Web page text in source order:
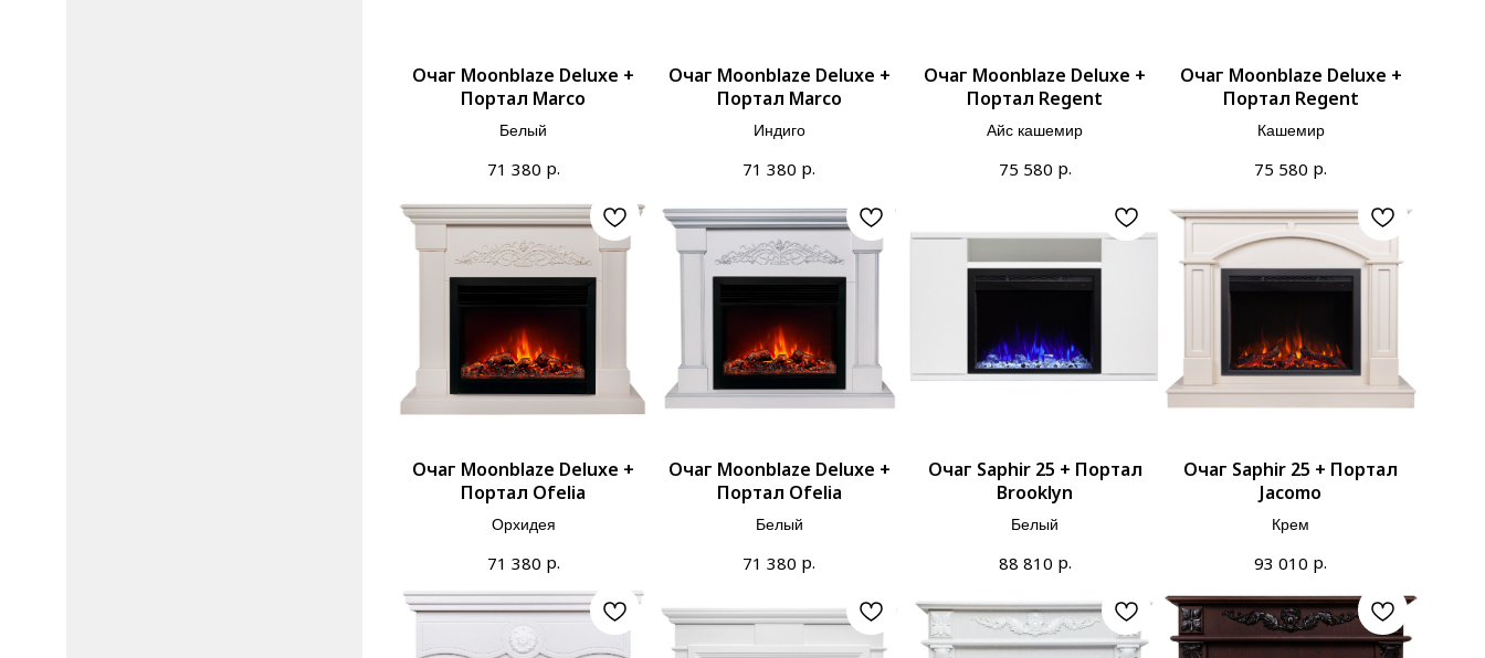
Очаг Moonblaze Deluxe +
Портал Marco
Белый
71 380 р.
Очаг Moonblaze Deluxe +
Портал Marco
Индиго
71 380 р.
Очаг Moonblaze Deluxe +
Портал Regent
Айс кашемир
75 580 р.
Очаг Moonblaze Deluxe +
Портал Regent
Кашемир
75 580 р.
Очаг Moonblaze Deluxe +
Портал Ofelia
Орхидея
71 380 р.
Очаг Moonblaze Deluxe +
Портал Ofelia
Белый
71 380 р.
Очаг Saphir 25 + Портал
Brooklyn
Белый
88 810 р.
Очаг Saphir 25 + Портал
Jacomo
Крем
93 010 р.